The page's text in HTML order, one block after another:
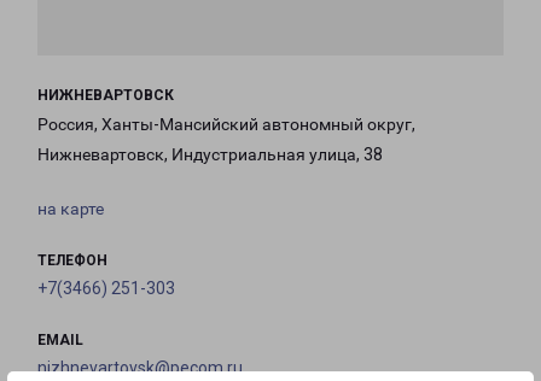
НИЖНЕВАРТОВСК
Россия, Ханты-Мансийский автономный округ,
Нижневартовск, Индустриальная улица, 38
на карте
ТЕЛЕФОН
+7(3466) 251-303
EMAIL
nizhnevartovsk@pecom.ru